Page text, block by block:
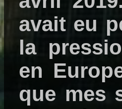
avait eu
la
en
que mes